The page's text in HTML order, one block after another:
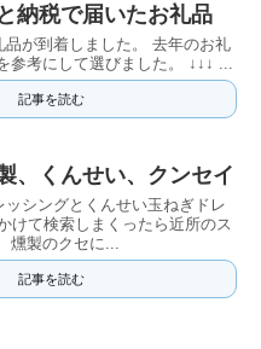
納税で届いたお礼品
品が到着しました。 去年のお礼
参考にして選びました。 ↓↓↓ ...
記事を読む
、くんせい、クンセイ
ッシングとくんせい玉ねぎドレ
けて検索しまくったら近所のス
燻製のクセに...
記事を読む